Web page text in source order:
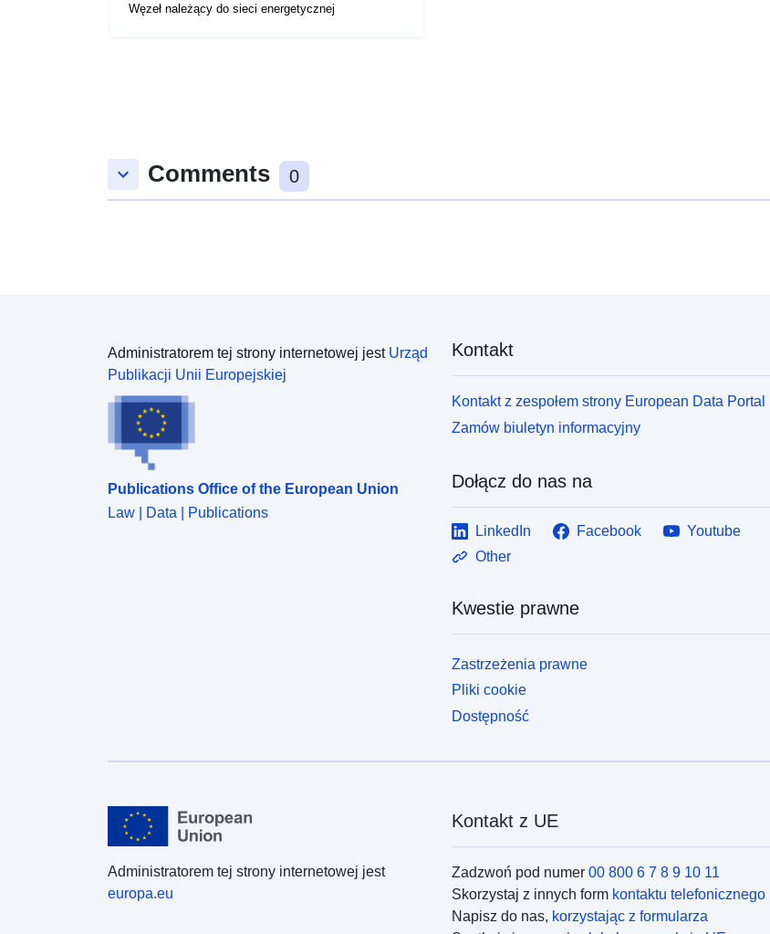
Węzeł należący do sieci energetycznej
keyboard_arrow_down Comments 0
Administratorem tej strony internetowej jest Urząd
Publikacji Unii Europejskiej
Publications Office of the European Union
Law | Data | Publications
Kontakt
Kontakt z zespołem strony European Data Portal
Zamów biuletyn informacyjny
Dołącz do nas na
LinkedIn Facebook
Youtube
Other
Kwestie prawne
Zastrzeżenia prawne
Pliki cookie
Dostępność
Administratorem tej strony internetowej jest
europa.eu
Kontakt z UE
Zadzwoń pod numer 00 800 6 7 8 9 10 11
Skorzystaj z innych form kontaktu telefonicznego
Napisz do nas, korzystając z formularza